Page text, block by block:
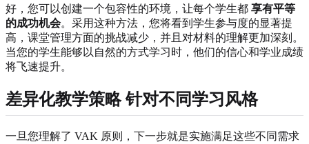
好，您可以创建一个包容性的环境，让每个学生都 享有平等
的成功机会。采用这种方法，您将看到学生参与度的显著提
高，课堂管理方面的挑战减少，并且对材料的理解更加深刻。
当您的学生能够以自然的方式学习时，他们的信心和学业成绩
将飞速提升。
差异化教学策略针对不同学习风格
一旦您理解了 VAK 原则，下一步就是实施满足这些不同需求